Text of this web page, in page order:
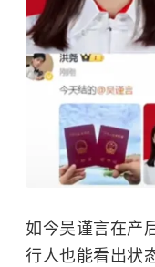
如今吴谨言在产
行人也能看出状